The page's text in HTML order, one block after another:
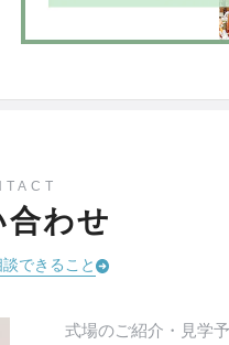
合わせ
できること
式場のご紹介・見学